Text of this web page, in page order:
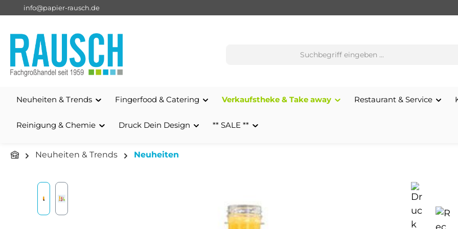
Zur Hauptnavigation springen
info@papier-rausch.de
Neuheiten & Trends Fingerfood & Catering Verkaufstheke & Take away Restaurant & Service
Reinigung & Chemie Druck Dein Design ** SALE **
Neuheiten & Trends Neuheiten
Bildergalerie überspringen